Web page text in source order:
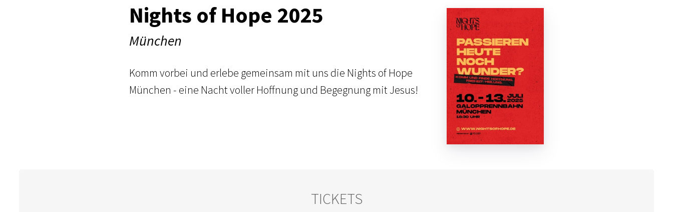
Nights of Hope 2025
München
Komm vorbei und erlebe gemeinsam mit uns die Nights of Hope
München - eine Nacht voller Hoffnung und Begegnung mit Jesus!
TICKETS